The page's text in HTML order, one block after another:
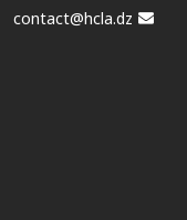
contact@hcla.dz